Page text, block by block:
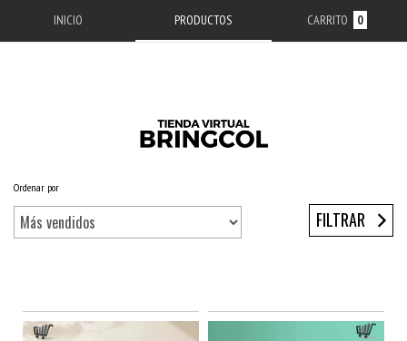
INICIO PRODUCTOS CARRITO 0
Inicio / NOVEDADES
Ordenar por
FILTRAR